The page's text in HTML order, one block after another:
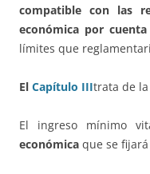
compatible con las
económica por
límites que
El Capítulo IIItrata de la
El ingreso mínimo
económica que se